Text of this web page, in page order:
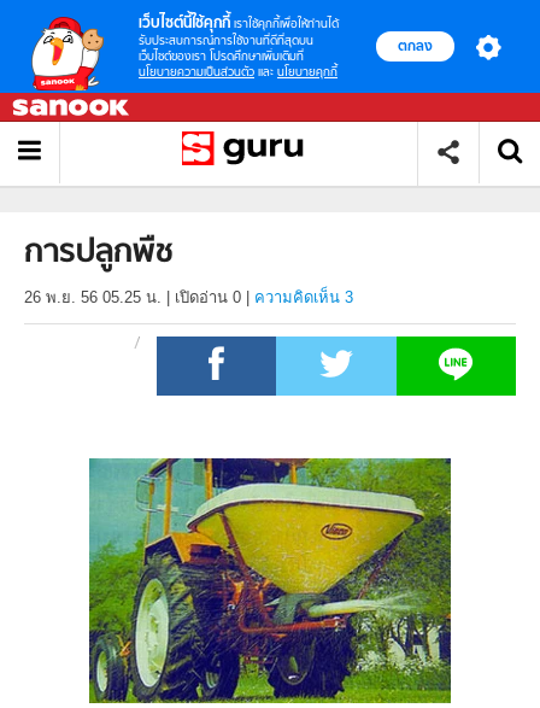
เว็บไซต์นี้ใช้คุกกี้ เราใช้คุกกี้เพื่อให้ท่านได้
รับประสบการณ์การใช้งานที่ดีที่สุดบน
เว็บไซต์ของเรา โปรดศึกษาเพิ่มเติมที่
นโยบายความเป็นส่วนตัว และ นโยบายคุกกี้
ตกลง
การปลูกพืช
26 พ.ย. 56 05.25 น. เปิดอ่าน 0 ความคิดเห็น 3